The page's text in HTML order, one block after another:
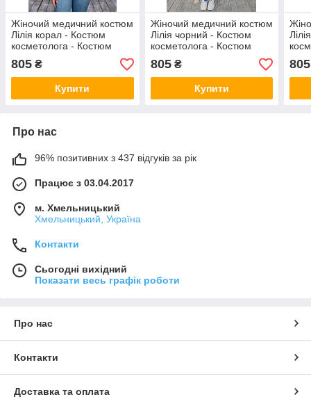
Жіночий медичний костюм
Лілія корал - Костюм
косметолога - Костюм
масажиста
805 ₴
Купити
Жіночий медичний костюм
Лілія чорний - Костюм
косметолога - Костюм
масажиста
805₴
Купити
805
Про нас
96% позитивних з 437 відгуків за рік
Працює з 03.04.2017
м. Хмельницький
Хмельницький, Україна
Контакти
Сьогодні вихідний
Показати весь графік роботи
Про нас
Контакти
Доставка та оплата